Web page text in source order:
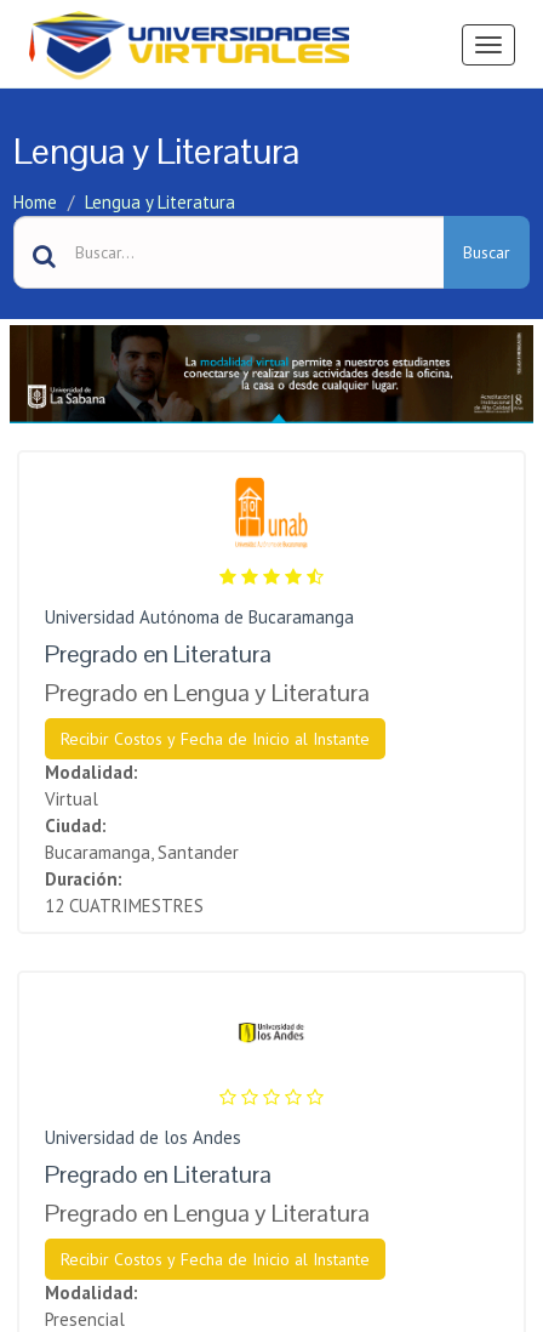
Ver
Lengua y Literatura
Home Lengua y Literatura
Buscar
Universidad Autónoma de Bucaramanga
Pregrado en Literatura
Pregrado en Lengua y Literatura
Recibir Costos y Fecha de Inicio al Instante
Modalidad:
Virtual
Ciudad:
Bucaramanga, Santander
Duración:
12 CUATRIMESTRES
Universidad de los Andes
Pregrado en Literatura
Pregrado en Lengua y Literatura
Recibir Costos y Fecha de Inicio al Instante
Modalidad:
Presencial